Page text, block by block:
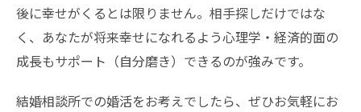
後に幸せがくるとは限りません。相手探しだけではな
く、あなたが将来幸せになれるよう心理学・経済的面の
成長もサポート（自分磨き）できるのが強みです。
結婚相談所での婚活をお考えでしたら、ぜひお気軽にお